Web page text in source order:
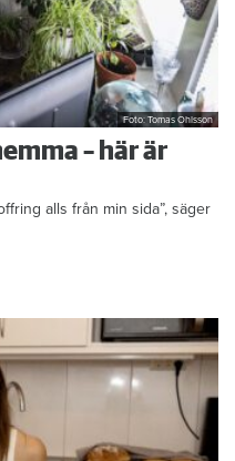
Foto: Tomas Ohlsson
– här är
alls från min sida”, säger